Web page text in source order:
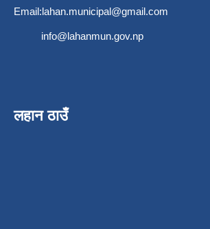
Email:lahan.municipal@gmail.com
info@lahanmun.gov.np
लहान ठाउँ